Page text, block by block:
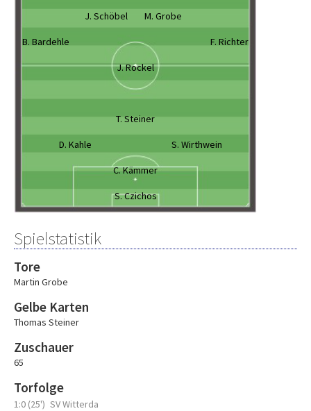
J. Schöbel M. Grobe
B. Bardehle F. Richter
J. Rockel
T. Steiner
D. Kahle S. Wirthwein
C. Kämmer
S. Czichos
Spielstatistik
Tore
Martin Grobe
Gelbe Karten
Thomas Steiner
Zuschauer
65
Torfolge
1:0 (25') SV Witterda